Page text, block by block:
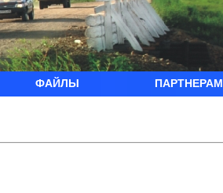
ФАЙЛЫ ПАРТНЕРАМ